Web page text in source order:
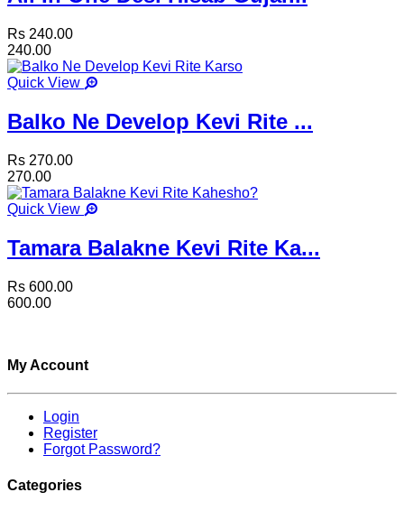
Rs 240.00
240.00
Quick View
Balko Ne Develop Kevi Rite ...
Rs 270.00
270.00
Quick View
Tamara Balakne Kevi Rite Ka...
Rs 600.00
600.00
My Account
Login
Register
Forgot Password?
Categories